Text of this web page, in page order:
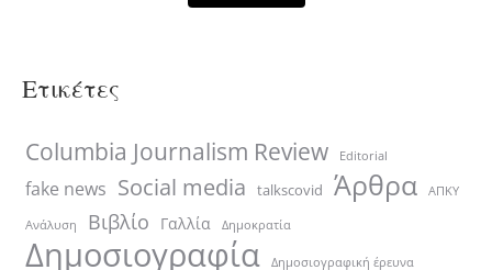
Ετικέτες
Columbia Journalism Review Editorial
fake news Social media talkscovid Άρθρα ΑΠΚΥ
Ανάλυση Βιβλίο Γαλλία Δημοκρατία
Δημοσιογραφία Δημοσιογραφική έρευνα